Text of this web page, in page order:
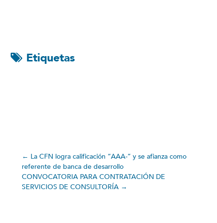
Etiquetas
← La CFN logra calificación “AAA-” y se afianza como
referente de banca de desarrollo
CONVOCATORIA PARA CONTRATACIÓN DE
SERVICIOS DE CONSULTORÍA→